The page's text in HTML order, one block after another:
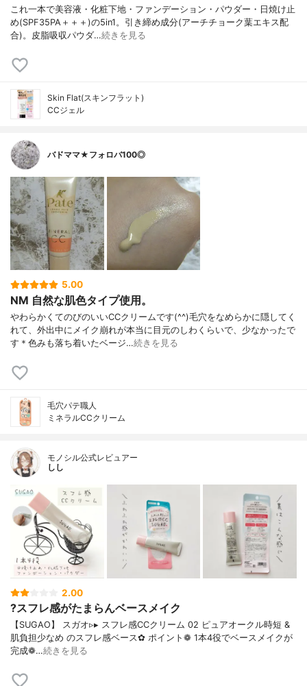
これ一本で美容液・化粧下地・ファンデーション・パウダー・日焼け止
め(SPF35PA＋＋＋)の5in1。引き締め成分(アーチチョーク葉エキス配
合)。皮脂吸収パウダ…続きを見る
Skin Flat(スキンフラット)
CCジェル
バドママ★フォロバ100◎
5.00
NM 自然な肌色タイプ使用。
やわらかくてのびのいいCCクリームです(^^)毛穴をなめらかに隠してく
れて、外出中にメイク崩れが本当に目元のしわくらいで、少なかったで
す＊色みも落ち着いたベージ…続きを見る
毛穴パテ職人
ミネラルCCクリーム
モノシル公式レビュアー
しし
2.00
?スフレ感がたまらんベースメイク
【SUGAO】 スガオ▹▸ スフレ感CCクリーム 02 ピュアオークル時短 &
肌負担少なめ のスフレ感ベース✿ ポイント❁︎ 1本4役でベースメイクが
完成❁…続きを見る